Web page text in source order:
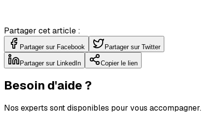
Partager cet article :
Partager sur Facebook Partager sur Twitter
Partager sur LinkedIn Copier le lien
Besoin d'aide ?
Nos experts sont disponibles pour vous accompagner.